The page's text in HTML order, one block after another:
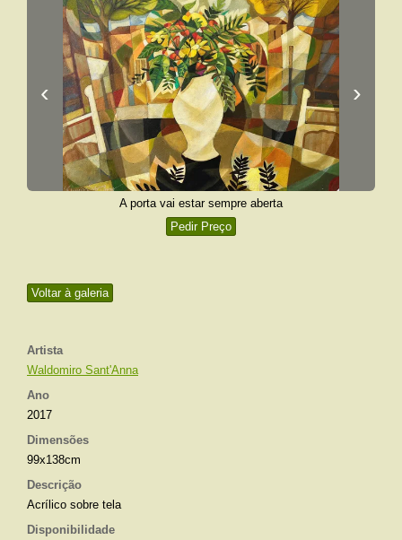
Voltar à galeria
Artista
Waldomiro Sant'Anna
Ano
2017
Dimensões
99x138cm
Descrição
Acrílico sobre tela
Disponibilidade
‹ ›
A porta vai estar sempre aberta
Pedir Preço